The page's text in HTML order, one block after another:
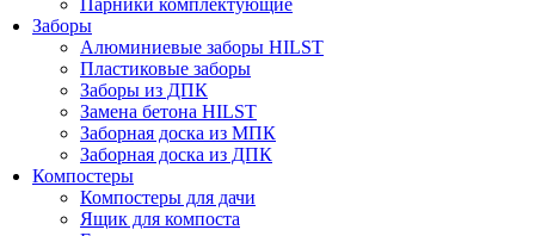
Парники комплектующие
Заборы
Алюминиевые заборы HILST
Пластиковые заборы
Заборы из ДПК
Замена бетона HILST
Заборная доска из МПК
Заборная доска из ДПК
Компостеры
Компостеры для дачи
Ящик для компоста